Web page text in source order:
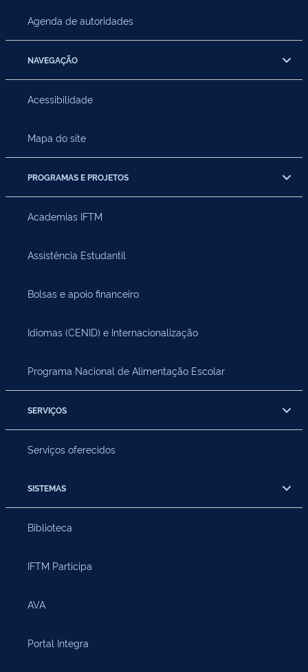
Agenda de autoridades
NAVEGAÇÃO
Acessibilidade
Mapa do site
PROGRAMAS E PROJETOS
Academias IFTM
Assistência Estudantil
Bolsas e apoio financeiro
Idiomas (CENID) e Internacionalização
Programa Nacional de Alimentação Escolar
SERVIÇOS
Serviços oferecidos
SISTEMAS
Biblioteca
IFTM Participa
AVA
Portal Integra